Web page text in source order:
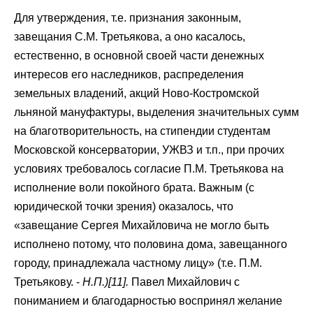
Для утверждения, т.е. признания законным,
завещания С.М. Третьякова, а оно касалось,
естественно, в основной своей части денежных
интересов его наследников, распределения
земельных владений, акций Ново-Костромской
льняной мануфактуры, выделения значительных сумм
на благотворительность, на стипендии студентам
Московской консерватории, УЖВЗ и т.п., при прочих
условиях требовалось согласие П.М. Третьякова на
исполнение воли покойного брата. Важным (с
юридической точки зрения) оказалось, что
«завещание Сергея Михайловича не могло быть
исполнено потому, что половина дома, завещанного
городу, принадлежала частному лицу» (т.е. П.М.
Третьякову. - Н.П.)[11]. Павел Михайлович с
пониманием и благодарностью воспринял желание